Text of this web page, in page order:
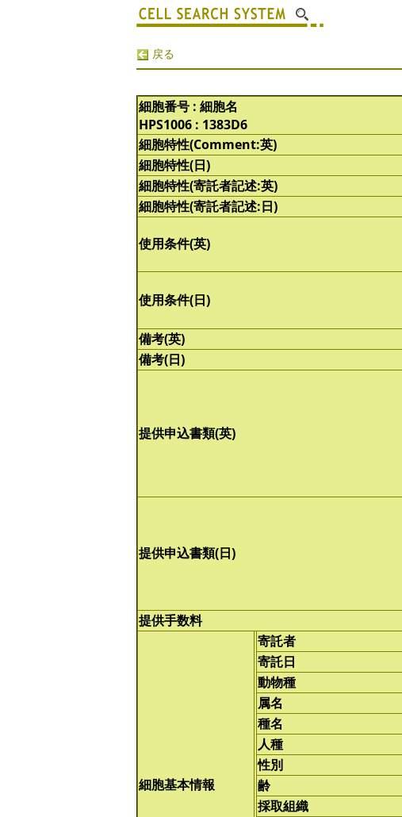
戻る
細胞番号 : 細胞名
HPS1006 : 1383D6
細胞特性(Comment:英)
細胞特性(日)
細胞特性(寄託者記述:英)
細胞特性(寄託者記述:日)
使用条件(英)
使用条件(日)
備考(英)
備考(日)
提供申込書類(英)
提供申込書類(日)
提供手数料
細胞基本情報
寄託者
寄託日
動物種
属名
種名
人種
性別
齢
採取組織